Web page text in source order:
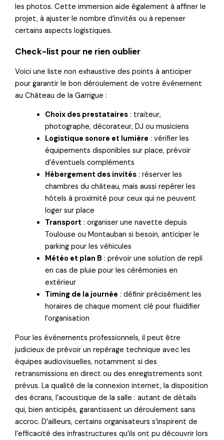
les photos. Cette immersion aide également à affiner le
projet, à ajuster le nombre d’invités ou à repenser
certains aspects logistiques.
Check-list pour ne rien oublier
Voici une liste non exhaustive des points à anticiper
pour garantir le bon déroulement de votre événement
au Château de la Garrigue :
Choix des prestataires : traiteur,
photographe, décorateur, DJ ou musiciens
Logistique sonore et lumière : vérifier les
équipements disponibles sur place, prévoir
d’éventuels compléments
Hébergement des invités : réserver les
chambres du château, mais aussi repérer les
hôtels à proximité pour ceux qui ne peuvent
loger sur place
Transport : organiser une navette depuis
Toulouse ou Montauban si besoin, anticiper le
parking pour les véhicules
Météo et plan B : prévoir une solution de repli
en cas de pluie pour les cérémonies en
extérieur
Timing de la journée : définir précisément les
horaires de chaque moment clé pour fluidifier
l’organisation
Pour les événements professionnels, il peut être
judicieux de prévoir un repérage technique avec les
équipes audiovisuelles, notamment si des
retransmissions en direct ou des enregistrements sont
prévus. La qualité de la connexion internet, la disposition
des écrans, l’acoustique de la salle : autant de détails
qui, bien anticipés, garantissent un déroulement sans
accroc. D’ailleurs, certains organisateurs s’inspirent de
l’efficacité des infrastructures qu’ils ont pu découvrir lors